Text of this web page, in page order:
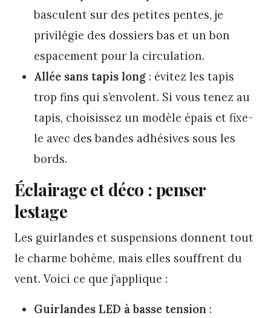
basculent sur des petites pentes, je
privilégie des dossiers bas et un bon
espacement pour la circulation.
Allée sans tapis long : évitez les tapis
trop fins qui s’envolent. Si vous tenez au
tapis, choisissez un modèle épais et fixe-
le avec des bandes adhésives sous les
bords.
Éclairage et déco : penser
lestage
Les guirlandes et suspensions donnent tout
le charme bohème, mais elles souffrent du
vent. Voici ce que j’applique :
Guirlandes LED à basse tension :